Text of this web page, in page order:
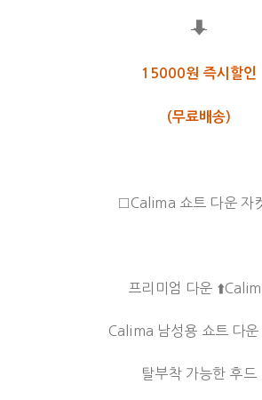
⬇
15000원 즉시할인
(무료배송)
□Calima 쇼트 다운 자
프리미엄 다운
Calima 남성용 쇼트 다운
탈부착 가능한 후드